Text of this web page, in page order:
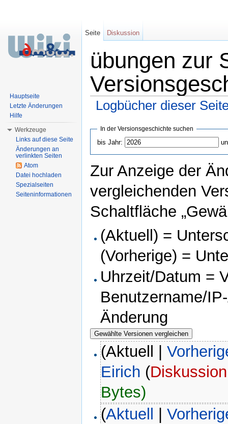
übungen zur
Logbücher dieser
In der Versionsgeschichte suchen
bis Jahr:
Zur Anzeige der
vergleichenden
Schaltfläche
(Aktuell) =
(Vorherige) =
Uhrzeit/Datum =
Benutzername/
Änderung
(Aktuell |
Eirich (Diskussion
Bytes)
(Aktuell |
Seite Diskussion
Hauptseite
Letzte Änderungen
Hilfe
Werkzeuge
Links auf diese Seite
Änderungen an
verlinkten Seiten
Atom
Datei hochladen
Spezialseiten
Seiteninformationen